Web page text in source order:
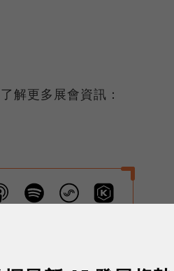
了解更多展會資訊：